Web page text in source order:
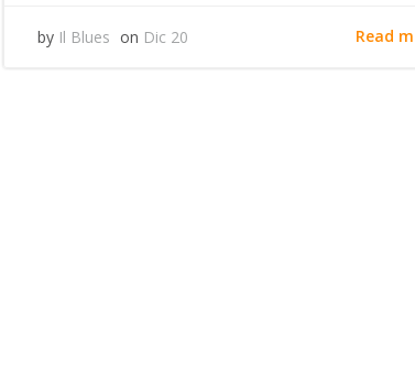
by Il Blues on Dic 20 Read